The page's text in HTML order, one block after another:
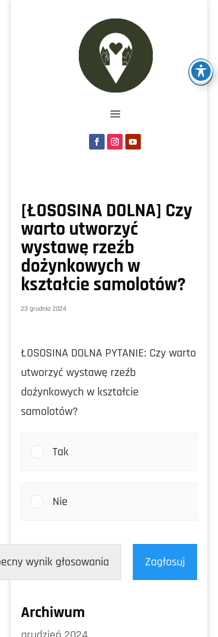
[ŁOSOSINA DOLNA] Czy
warto utworzyć
wystawę rzeźb
dożynkowych w
kształcie samolotów?
23 grudnia 2024
ŁOSOSINA DOLNA PYTANIE: Czy warto
utworzyć wystawę rzeźb
dożynkowych w kształcie
samolotów?
Tak
Nie
wynik głosowania Zagłosuj
Archiwum